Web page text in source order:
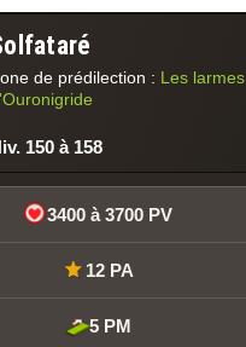
de prédilection : Les larmes
150 à 158
3400 à 3700 PV
12 PA
5 PM